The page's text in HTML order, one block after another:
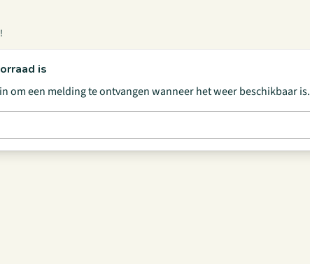
is
om een melding te ontvangen wanneer het weer beschikbaar is.